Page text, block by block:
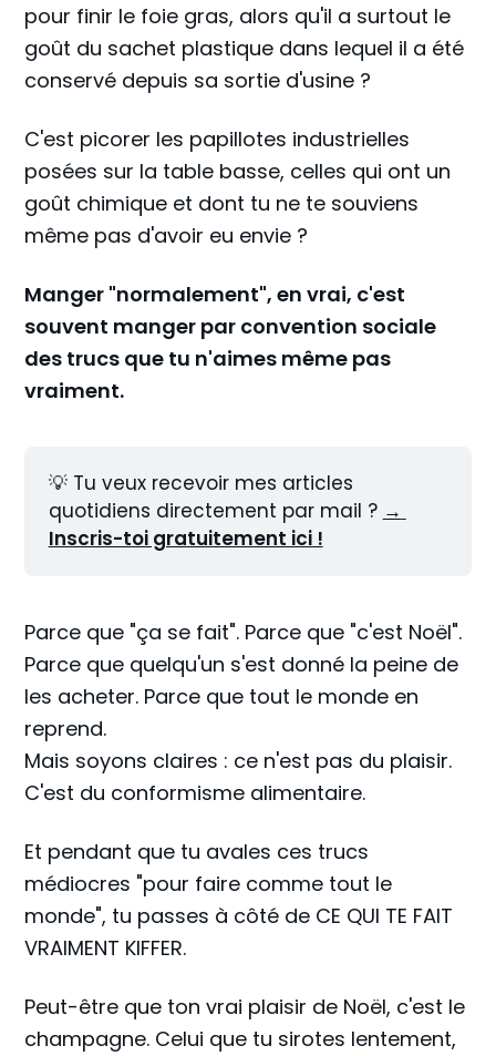
pour finir le foie gras, alors qu'il a surtout le
goût du sachet plastique dans lequel il a été
conservé depuis sa sortie d'usine ?
C'est picorer les papillotes industrielles
posées sur la table basse, celles qui ont un
goût chimique et dont tu ne te souviens
même pas d'avoir eu envie ?
Manger "normalement", en vrai, c'est
souvent manger par convention sociale
des trucs que tu n'aimes même pas
vraiment.
💡 Tu veux recevoir mes articles
quotidiens directement par mail ? →
Inscris-toi gratuitement ici !
Parce que "ça se fait". Parce que "c'est Noël".
Parce que quelqu'un s'est donné la peine de
les acheter. Parce que tout le monde en
reprend.
Mais soyons claires : ce n'est pas du plaisir.
C'est du conformisme alimentaire.
Et pendant que tu avales ces trucs
médiocres "pour faire comme tout le
monde", tu passes à côté de CE QUI TE FAIT
VRAIMENT KIFFER.
Peut-être que ton vrai plaisir de Noël, c'est le
champagne. Celui que tu sirotes lentement,